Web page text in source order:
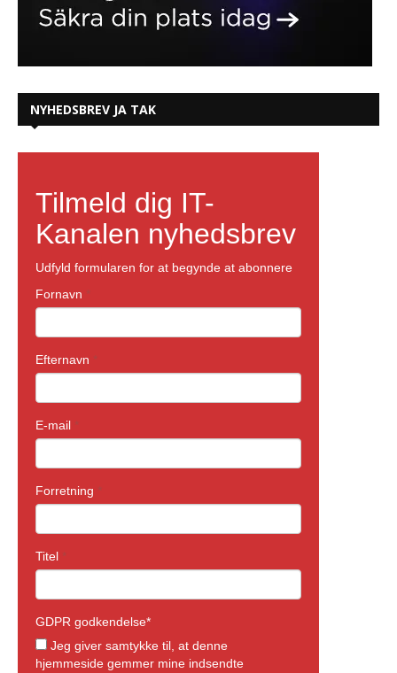
NYHEDSBREV JA TAK